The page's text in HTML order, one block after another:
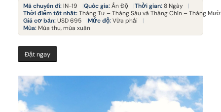
Mã chuyến đi: IN-19 Quốc gia:Ấn Độ Thời gian:8 Ngày
Thời điểm tốt nhất:Tháng Tư – Tháng Sáu và Tháng Chín – Tháng
Giá cơ bản:USD 695 Mức độ:Vừa phải
Mùa: Mùa thu, mùa xuân
Đặt ngay